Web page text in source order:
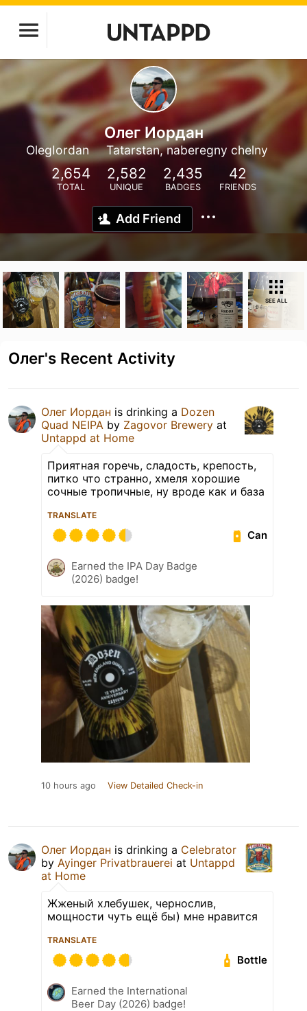
Олег Иордан
OlegIordan Tatarstan, naberegny chelny
2,654
TOTAL
2,582
UNIQUE
2,435
BADGES
42
FRIENDS
Add Friend
SEE ALL
Олег's Recent Activity
Олег Иордан is drinking a Dozen
Quad NEIPA by Zagovor Brewery at
Untappd at Home
Приятная горечь, сладость, крепость,
питко что странно, хмеля хорошие
сочные тропичные, ну вроде как и база
TRANSLATE
Can
Earned the IPA Day Badge
(2026) badge!
10 hours ago View Detailed Check-in
Олег Иордан is drinking a Celebrator
by Ayinger Privatbrauerei at Untappd
at Home
Жженый хлебушек, чернослив,
мощности чуть ещё бы) мне нравится
TRANSLATE
Bottle
Earned the International
Beer Day (2026) badge!